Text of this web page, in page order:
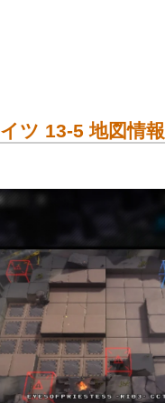
ツ 13-5 地図情報